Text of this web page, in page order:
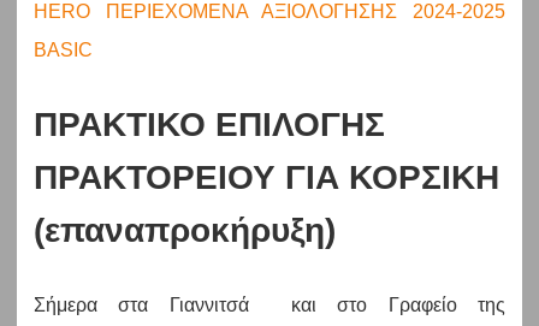
HERO ΠΕΡΙΕΧΟΜΕΝΑ ΑΞΙΟΛΟΓΗΣΗΣ 2024-2025
BASIC
ΠΡΑΚΤΙΚΟ ΕΠΙΛΟΓΗΣ
ΠΡΑΚΤΟΡΕΙΟΥ ΓΙΑ ΚΟΡΣΙΚΗ
(επαναπροκήρυξη)
Σήμερα στα Γιαννιτσά και στο Γραφείο της